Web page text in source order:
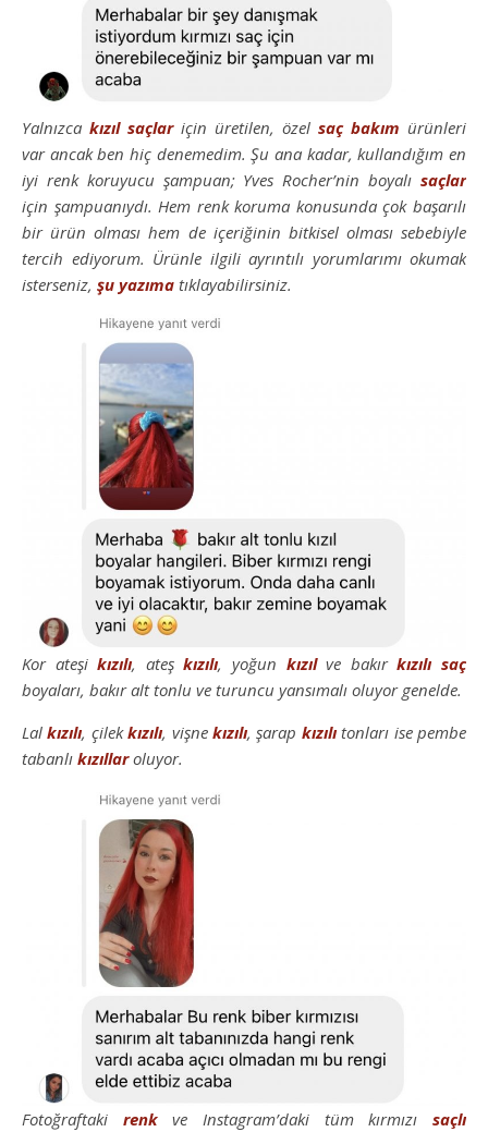
Yalnızca kızıl saçlariçin üretilen, özel saç bakım ürünleri
var ancak ben hiç denemedim. Şu ana kadar, kullandığım en
iyi renk koruyucu şampuan; Yves Rocher’nin boyalı saçlar
için şampuanıydı. Hem renk koruma konusunda çok başarılı
bir ürün olması hem de içeriğinin bitkisel olması sebebiyle
tercih ediyorum. Ürünle ilgili ayrıntılı yorumlarımı okumak
isterseniz, şu yazıma tıklayabilirsiniz.
Kor ateşikızılı, ateşkızılı, yoğun kızılve bakırkızılı saç
boyaları, bakır alt tonlu ve turuncu yansımalı oluyor genelde.
Lalkızılı, çilekkızılı, vişnekızılı, şarap kızılıtonları ise pembe
tabanlı kızıllaroluyor.
Fotoğraftaki renkve Instagram’daki tüm kırmızısaçlı